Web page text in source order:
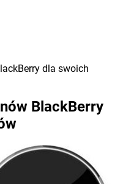
dla swoich
BlackBerry